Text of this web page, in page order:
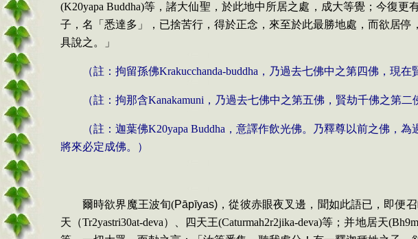
(K20yapa Buddha)等 ，諸大仙聖 ， 於此地中所居之處 ， 成大等覺；今復更
子 ， 名「悉達多」 ， 已捨苦行 ， 得於正念 ， 來至於此最勝地處 ， 而欲居停 ，
具說之。」
（註：拘留孫佛Krakucchanda-buddha ，乃過去七佛中之第四佛，現
（註：拘那含Kanakamuni ，乃過去七佛中之第五佛，賢劫千佛之第二
（註：迦葉佛K20yapa Buddha ，意譯作飲光佛。乃釋尊以前之佛，
將來必定成佛。）
爾時欲界魔王波旬(Pāpīyas) ，從彼赤眼夜叉邊 ， 聞如此語已 ， 即便
天（Tr2yastri30at-deva）、四天王(Caturmah2r2jika-deva)等；并地居天(